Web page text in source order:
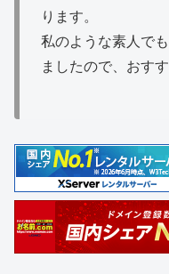
ります。
私のような素人で
ましたので、おすす